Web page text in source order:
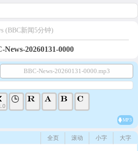
(BBC新闻5分钟)
News-20260131-0000
BBC-News-20260131-0000.mp3
MP3
大字
小字
滚动
全页